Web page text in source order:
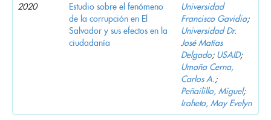
2020
Estudio sobre el fenómeno
de la corrupción en El
Salvador y sus efectos en la
ciudadanía
Universidad
Francisco Gavidia;
Universidad Dr.
José Matías
Delgado; USAID;
Umaña Cerna,
Carlos A.;
Peñailillo, Miguel;
Iraheta, May Evelyn